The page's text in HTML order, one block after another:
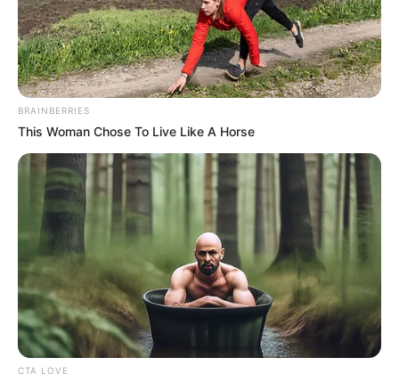
BRAINBERRIES
This Woman Chose To Live Like A Horse
CTA LOVE